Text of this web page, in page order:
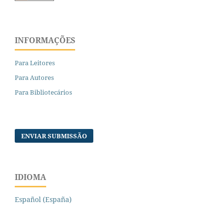
INFORMAÇÕES
Para Leitores
Para Autores
Para Bibliotecários
ENVIAR SUBMISSÃO
IDIOMA
Español (España)